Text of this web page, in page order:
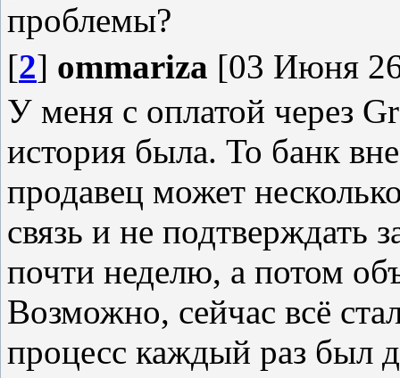
проблемы?
[2] ommariza [03 Июня
У меня с оплатой через
история была. То банк
продавец может
связь и не подтверждать
почти неделю, а потом
Возможно, сейчас всё
процесс каждый раз был